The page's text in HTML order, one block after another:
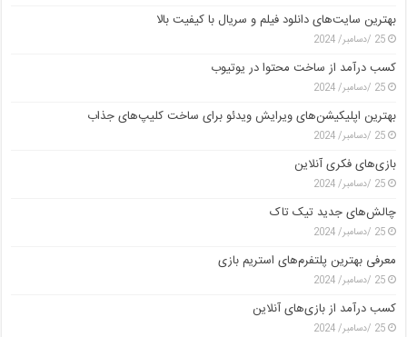
بهترین سایت‌های دانلود فیلم و سریال با کیفیت بالا
25 /دسامبر/ 2024
کسب درآمد از ساخت محتوا در یوتیوب
25 /دسامبر/ 2024
بهترین اپلیکیشن‌های ویرایش ویدئو برای ساخت کلیپ‌های جذاب
25 /دسامبر/ 2024
بازی‌های فکری آنلاین
25 /دسامبر/ 2024
چالش‌های جدید تیک تاک
25 /دسامبر/ 2024
معرفی بهترین پلتفرم‌های استریم بازی
25 /دسامبر/ 2024
کسب درآمد از بازی‌های آنلاین
25 /دسامبر/ 2024